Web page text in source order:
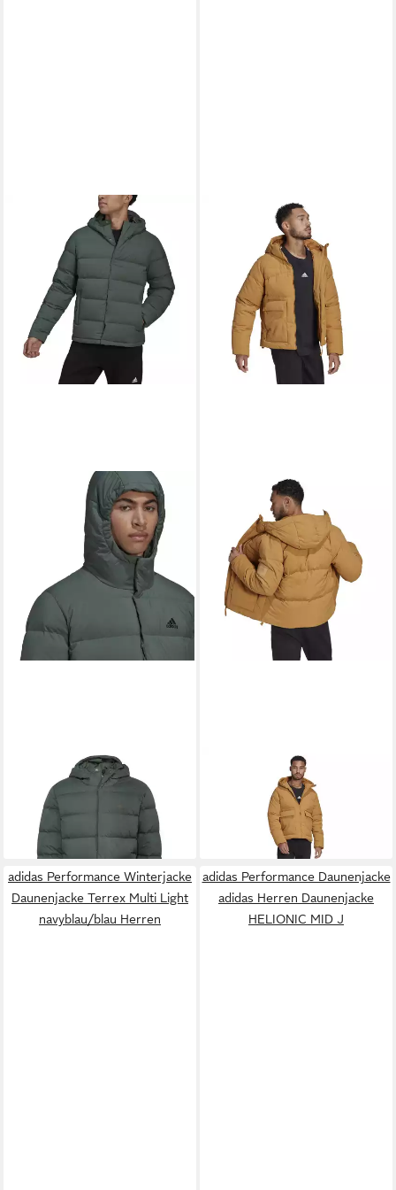
ADIDAS PERFORMANCE
Winterjacke Winter-
Daunenjacke Helionic (wind-
und wasserabweisend) grün
Herren
134,90 € 160,00 €
-16%
ADIDAS PERFORMANCE
Winterjacke Winter-
Daunenjacke Big Baffle Down
braun Herren
UVP280,00 €
adidas Performance Winterjacke
Daunenjacke Terrex Multi Light
navyblau/blau Herren
adidas Performance Daunenjacke
adidas Herren Daunenjacke
HELIONIC MID J